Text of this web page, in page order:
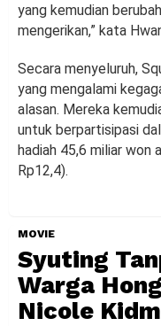
yang kemudian
mengerikan,” kata
Secara menyeluruh,
yang mengalami
alasan. Mereka
untuk berpartisipasi
hadiah 45,6 miliar won
Rp12,4).
MOVIE
Syuting
Warga
Nicole